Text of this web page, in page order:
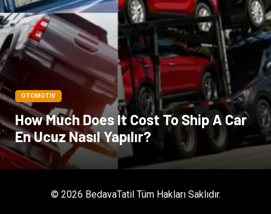
OTOMOTIV
How Much Does It Cost To Ship A Car
En Ucuz Nasıl Yapılır?
© 2026 BedavaTatil Tüm Hakları Saklıdır.